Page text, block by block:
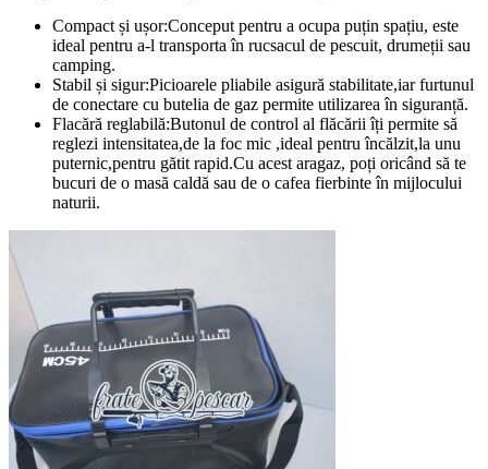
Compact și ușor:Conceput pentru a ocupa puțin spațiu, este
ideal pentru a-l transporta în rucsacul de pescuit, drumeții sau
camping.
Stabil și sigur:Picioarele pliabile asigură stabilitate,iar furtunul
de conectare cu butelia de gaz permite utilizarea în siguranță.
Flacără reglabilă:Butonul de control al flăcării îți permite să
reglezi intensitatea,de la foc mic ,ideal pentru încălzit,la unu
puternic,pentru gătit rapid.Cu acest aragaz, poți oricând să te
bucuri de o masă caldă sau de o cafea fierbinte în mijlocului
naturii.